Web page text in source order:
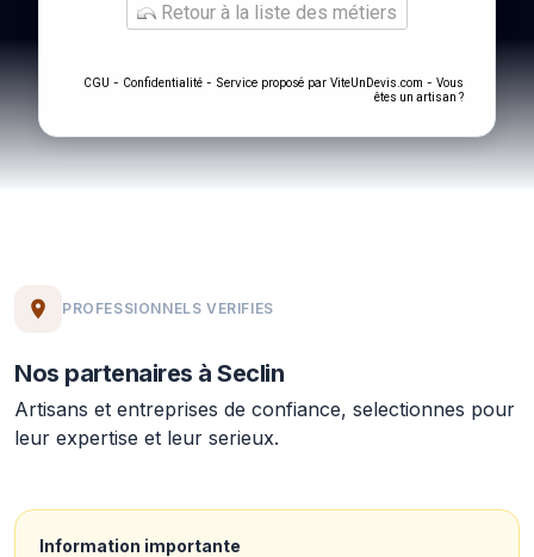
Retour à la liste des métiers
CGU - Confidentialité - Service proposé par ViteUnDevis.com - Vous
êtes un artisan ?
PROFESSIONNELS VERIFIES
Nos partenaires à Seclin
Artisans et entreprises de confiance, selectionnes pour
leur expertise et leur serieux.
Information importante